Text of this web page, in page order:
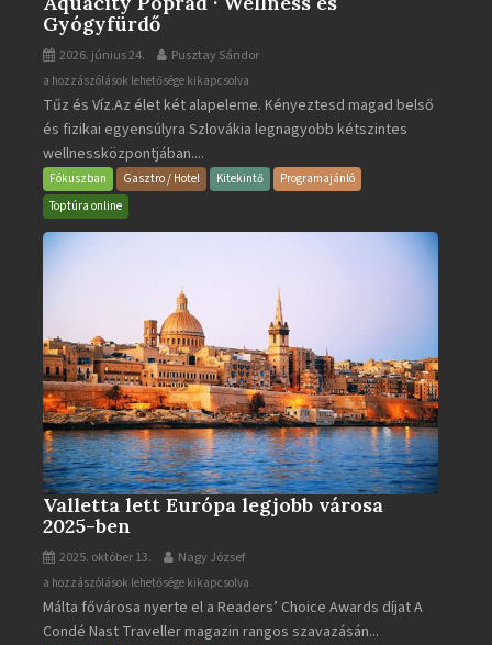
Gyógyfürdő
2026. június 24. Pusztay Sándor
Aquacity
Poprad
·
Wellness
és
Gyógyfürdő
a hozzászólások lehetősége kikapcsolva
Tűz és Víz.Az élet két alapeleme. Kényeztesd magad belső
és fizikai egyensúlyra Szlovákia legnagyobb kétszintes
wellnessközpontjában....
Fókuszban Gasztro / Hotel Kitekintő
Programajánló
Toptúra online
Valletta lett Európa legjobb városa
2025-ben
2025. október 13. Nagy József
Valletta
lett
Európa
a hozzászólások lehetősége kikapcsolva
Málta fővárosa nyerte el a Readers’ Choice Awards díjat A
Condé Nast Traveller magazin rangos szavazásán...